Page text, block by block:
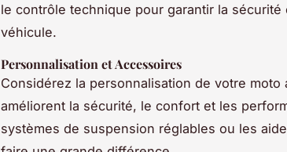
le contrôle technique pour garantir la
véhicule.
Personnalisation et Accessoires
Considérez la personnalisation de votre
améliorent la sécurité, le confort et les
systèmes de suspension réglables ou les